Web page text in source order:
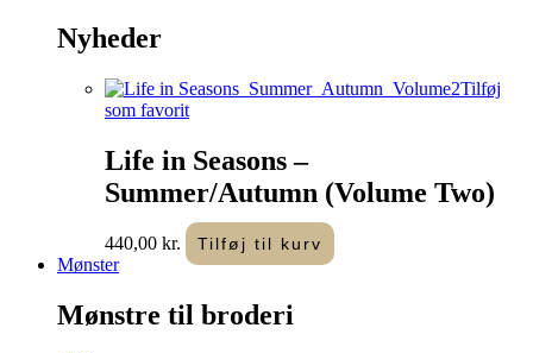
Nyheder
Tilføj
som favorit
Life in Seasons –
Summer/Autumn (Volume Two)
440,00 kr. Tilføj til kurv
Mønster
Mønstre til broderi